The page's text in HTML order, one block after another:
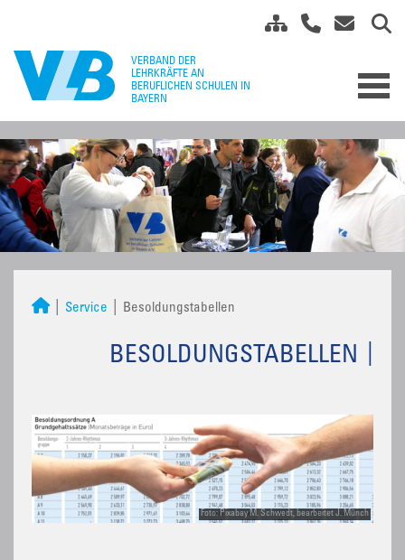
Service Besoldungstabellen
BESOLDUNGSTABELLEN
Foto: Pixabay M. Schwedt, bearbeitet J. Münch